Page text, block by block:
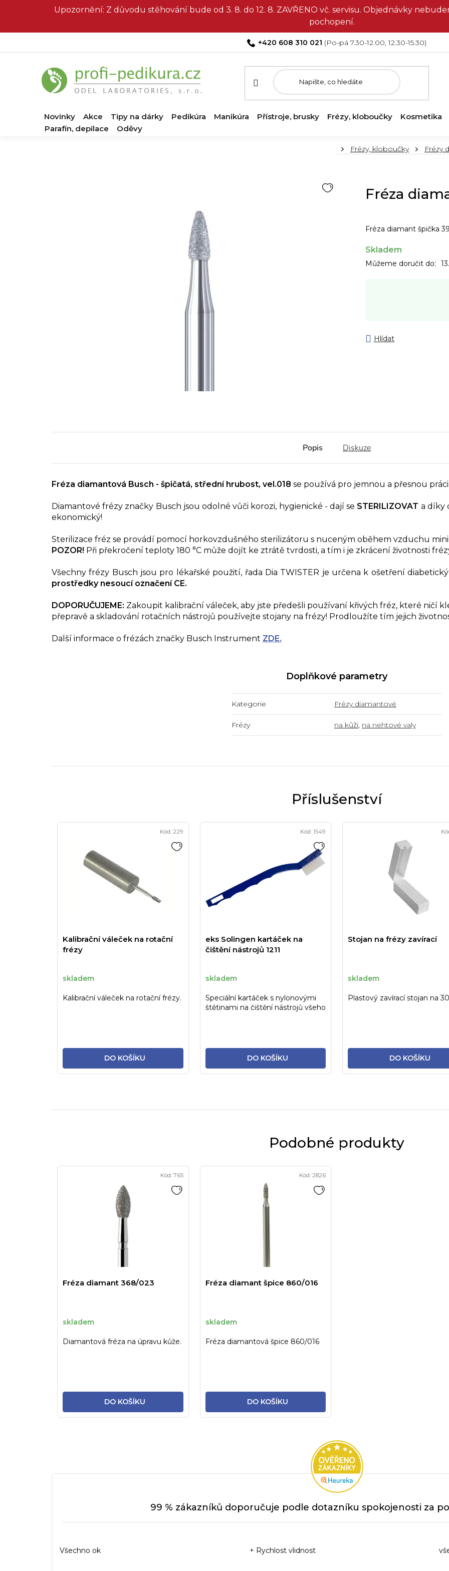
Upozornění: Z důvodu stěhování bude od 3. 8. do 12. 8. ZAVŘENO vč. servisu. Objednávky
pochopení.
+420 608 310 021
Novinky Akce Tipy na dárky Pedikúra Manikúra Přístroje, brusky Frézy, kloboučky
Kosmetika
Parafín, depilace
Oděvy
DomůFrézy, kloboučky Frézy
Fréza
Fréza diamant špička
Skladem
Můžeme doručit do:
Hlídat
Popis Diskuze
Fréza diamantová Busch - špičatá, střední hrubost, vel.018 se používá pro jemnou a přesnou
Diamantové frézy značky Busch jsou odolné vůči korozi, hygienické - dají se STERILIZOVAT a díky
ekonomický!
Sterilizace fréz se provádí pomocí horkovzdušného sterilizátoru s nuceným oběhem vzduchu
POZOR! Při překročení teploty 180 °C může dojít ke ztrátě tvrdosti, a tím i je zkrácení životnosti
Všechny frézy Busch jsou pro lékařské použití, řada Dia TWISTER je určena k ošetření
prostředky nesoucí označení CE.
DOPORUČUJEME: Zakoupit kalibrační váleček, aby jste předešli používaní křivých fréz, které ničí
přepravě a skladování rotačních nástrojů používejte stojany na frézy! Prodloužíte tím jejich
Další informace o frézách značky Busch Instrument ZDE.
Doplňkové parametry
Kategorie Frézy diamantové
Frézy na kůži, na nehtové valy
Kalibrační váleček na rotační
frézy
skladem
DO KOŠÍKU
Kalibrační váleček na rotační frézy.
Kód: 229
eks Solingen kartáček na
čištění nástrojů 1211
skladem
DO KOŠÍKU
Speciální kartáček s nylonovými
štětinami na čištění nástrojů všeho
Kód: 1549
Stojan na frézy zavírací
skladem
DO KOŠÍKU
Plastový zavírací stojan na
Podobné produkty
Fréza diamant 368/023
skladem
DO KOŠÍKU
Diamantová fréza na úpravu kůže.
Kód: 765
Fréza diamant špice 860/016
skladem
DO KOŠÍKU
Fréza diamantová špice 860/016
Kód: 2826
99 % zákazníků doporučuje podle dotazníku spokojenosti za
Všechno ok + Rychlost vlidnost